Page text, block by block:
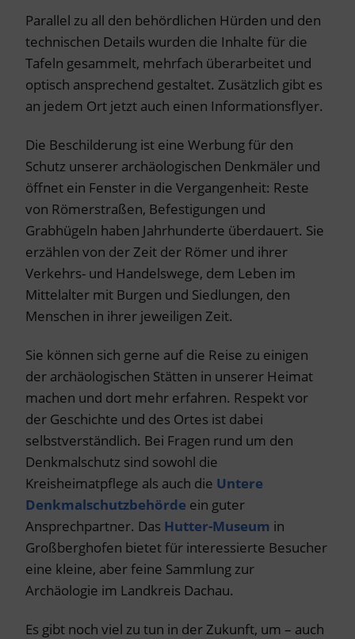
Parallel zu all den behördlichen Hürden und den
technischen Details wurden die Inhalte für die
Tafeln gesammelt, mehrfach überarbeitet und
optisch ansprechend gestaltet. Zusätzlich gibt es
an jedem Ort jetzt auch einen Informationsflyer.
Die Beschilderung ist eine Werbung für den
Schutz unserer archäologischen Denkmäler und
öffnet ein Fenster in die Vergangenheit: Reste
von Römerstraßen, Befestigungen und
Grabhügeln haben Jahrhunderte überdauert. Sie
erzählen von der Zeit der Römer und ihrer
Verkehrs- und Handelswege, dem Leben im
Mittelalter mit Burgen und Siedlungen, den
Menschen in ihrer jeweiligen Zeit.
Sie können sich gerne auf die Reise zu einigen
der archäologischen Stätten in unserer Heimat
machen und dort mehr erfahren. Respekt vor
der Geschichte und des Ortes ist dabei
selbstverständlich. Bei Fragen rund um den
Denkmalschutz sind sowohl die
Kreisheimatpflege als auch die Untere
Denkmalschutzbehörde ein guter
Ansprechpartner. Das Hutter-Museum in
Großberghofen bietet für interessierte Besucher
eine kleine, aber feine Sammlung zur
Archäologie im Landkreis Dachau.
Es gibt noch viel zu tun in der Zukunft, um – auch